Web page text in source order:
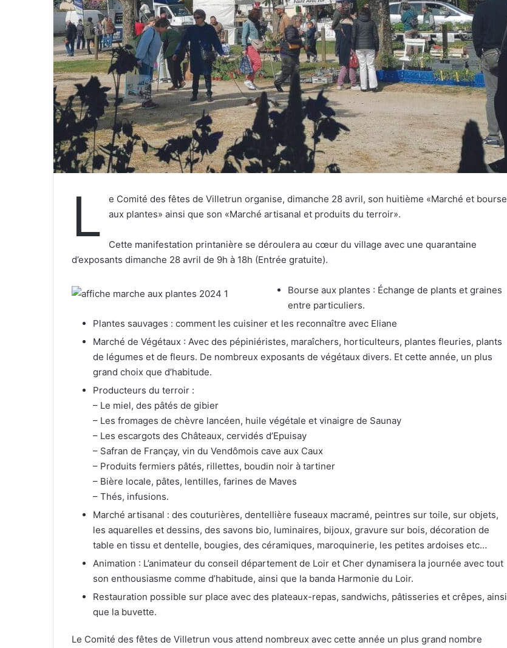
r
r
e
L
e Comité des fêtes de Villetrun organise, dimanche 28 avril, son huitième «Marché et bourse
aux plantes» ainsi que son «Marché artisanal et produits du terroir».
Cette manifestation printanière se déroulera au cœur du village avec une quarantaine
d’exposants dimanche 28 avril de 9h à 18h (Entrée gratuite).
Bourse aux plantes : Échange de plants et graines
entre particuliers.
Plantes sauvages : comment les cuisiner et les reconnaître avec Eliane
Marché de Végétaux : Avec des pépiniéristes, maraîchers, horticulteurs, plantes fleuries, plants
de légumes et de fleurs. De nombreux exposants de végétaux divers. Et cette année, un plus
grand choix que d’habitude.
Producteurs du terroir :
– Le miel, des pâtés de gibier
– Les fromages de chèvre lancéen, huile végétale et vinaigre de Saunay
– Les escargots des Châteaux, cervidés d’Epuisay
– Safran de Françay, vin du Vendômois cave aux Caux
– Produits fermiers pâtés, rillettes, boudin noir à tartiner
– Bière locale, pâtes, lentilles, farines de Maves
– Thés, infusions.
Marché artisanal : des couturières, dentellière fuseaux macramé, peintres sur toile, sur objets,
les aquarelles et dessins, des savons bio, luminaires, bijoux, gravure sur bois, décoration de
table en tissu et dentelle, bougies, des céramiques, maroquinerie, les petites ardoises etc…
Animation : L’animateur du conseil département de Loir et Cher dynamisera la journée avec tout
son enthousiasme comme d’habitude, ainsi que la banda Harmonie du Loir.
Restauration possible sur place avec des plateaux-repas, sandwichs, pâtisseries et crêpes, ainsi
que la buvette.
Le Comité des fêtes de Villetrun vous attend nombreux avec cette année un plus grand nombre